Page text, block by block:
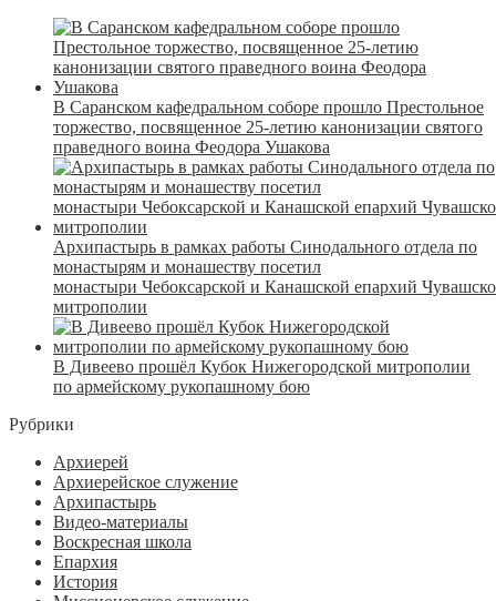
В Саранском кафедральном соборе прошло Престольное
торжество, посвященное 25-летию канонизации святого
праведного воина Феодора Ушакова
Архипастырь в рамках работы Синодального отдела по
монастырям и монашеству посетил
монастыри Чебоксарской и Канашской епархий
митрополии
В Дивеево прошёл Кубок Нижегородской митрополии
по армейскому рукопашному бою
Рубрики
Архиерей
Архиерейское служение
Архипастырь
Видео-материалы
Воскресная школа
Епархия
История